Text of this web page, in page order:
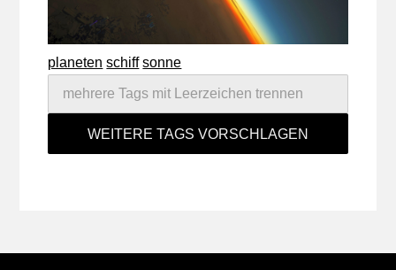
planeten schiff sonne